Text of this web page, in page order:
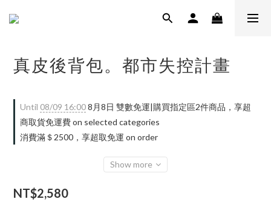
真皮後背包。都市失控計畫
Until 08/09 16:008月8日 雙數免運|購買指定區2件商品，享超
商取貨免運費 on selected categories
消費滿＄2500，享超取免運 on order
Show more
NT$2,580